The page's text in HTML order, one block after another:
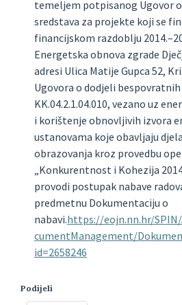
temeljem potpisanog Ugovor
sredstava za projekte koji se
financijskom razdoblju
Energetska obnova zgrade
adresi Ulica Matije Gupca 52,
Ugovora o dodjeli bespovratnih
KK.04.2.1.04.010, vezano uz
i korištenje obnovljivih izvora
ustanovama koje obavljaju
obrazovanja kroz provedbu
„Konkurentnost i Kohezija
provodi postupak nabave
predmetnu Dokumentaciju o
nabavi.https://eojn.nn.hr/
cumentManagement/
id=2658246
Podijeli